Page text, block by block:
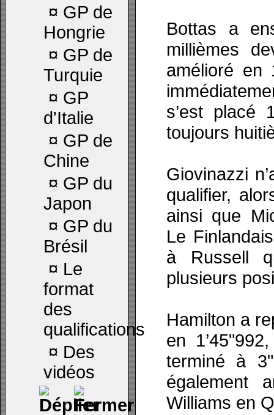
¤ GP de
Hongrie
¤ GP de
Turquie
¤ GP
d'Italie
¤ GP de
Chine
¤ GP du
Japon
¤ GP du
Brésil
¤ Le
format
des
qualifications
¤ Des
vidéos
Bottas a
millièmes
amélioré en
s’est placé
toujours
Giovinazzi
qualifier,
ainsi que
Le
à Russell
plusieurs
Hamilton a
en
terminé à
également
Williams en